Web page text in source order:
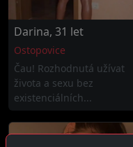
Darina, 31 let
Ostopovice
Čau! Rozhodnutá užívat
života a sexu bez
existenciálních...